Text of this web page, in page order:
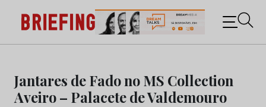
content
Briefing: Todas as notícias sobre os negócios do
Marketing e da Publicidade
Jantares de Fado no MS Collection
Aveiro – Palacete de Valdemouro